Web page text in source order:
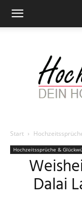
Start
Hochzeitssprüche &
Dalai